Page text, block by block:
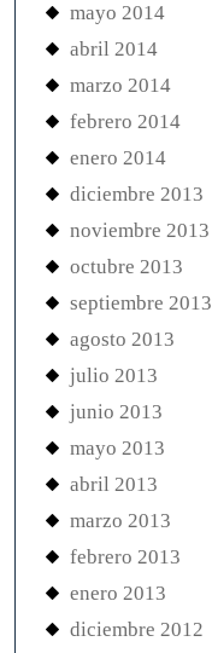
mayo 2014
abril 2014
marzo 2014
febrero 2014
enero 2014
diciembre 2013
noviembre 2013
octubre 2013
septiembre 2013
agosto 2013
julio 2013
junio 2013
mayo 2013
abril 2013
marzo 2013
febrero 2013
enero 2013
diciembre 2012